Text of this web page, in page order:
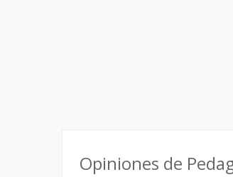
Opiniones de